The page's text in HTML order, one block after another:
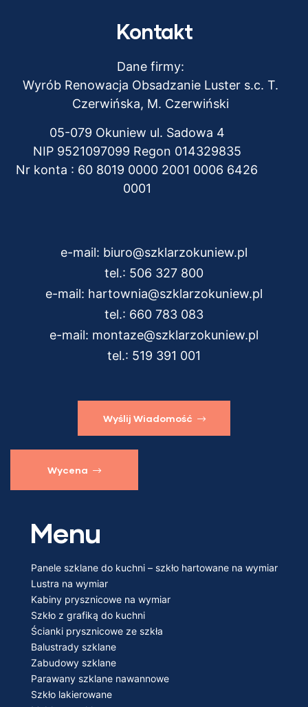
Kontakt
Dane firmy:
Wyrób Renowacja Obsadzanie Luster s.c. T.
Czerwińska, M. Czerwiński
05-079 Okuniew ul. Sadowa 4
NIP 9521097099 Regon 014329835
Nr konta : 60 8019 0000 2001 0006 6426
0001
e-mail: biuro@szklarzokuniew.pl
tel.: 506 327 800
e-mail: hartownia@szklarzokuniew.pl
tel.: 660 783 083
e-mail: montaze@szklarzokuniew.pl
tel.: 519 391 001
Wyślij Wiadomość
Wycena
Menu
Panele szklane do kuchni – szkło hartowane na wymiar
Lustra na wymiar
Kabiny prysznicowe na wymiar
Szkło z grafiką do kuchni
Ścianki prysznicowe ze szkła
Balustrady szklane
Zabudowy szklane
Parawany szklane nawannowe
Szkło lakierowane